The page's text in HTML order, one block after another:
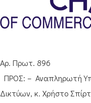
Αρ. Πρωτ. 896
ΠΡΟΣ: – Αναπληρωτή
Δικτύων, κ. Χρήστο